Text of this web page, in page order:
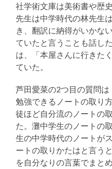
社学術文庫は美術書や歴
先生は中学時代の林先生
き、翻訳に納得がいかな
ていたと言うことも話し
は、「本屋さんに行きた
ていた。
芦田愛菜の2つ目の質問は
勉強できるノートの取り
徒ほど自分流のノートの
た。灘中学生のノートの
生の中学時代のノートが
ートの取りかたはと言う
を自分なりの言葉でまと